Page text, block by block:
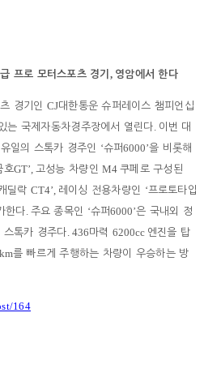
프로 모터스포츠 경기 , 영암에서 한다
경기인 CJ대한통운 슈퍼레이스 챔피언십
는 국제자동차경주장에서 열린다. 이번 대
일의 스톡카 경주인 ‘슈퍼6000’을 비롯해
호GT’, 고성능 차량인M4쿠페로 구성된
딜락 CT4’, 레이싱 전용차량인 ‘프로토타입
한다. 주요 종목인 ‘슈퍼6000’은 국내외 정
스톡카 경주다. 436마력 6200cc 엔진을 탑
를 빠르게 주행하는 차량이 우승하는 방
164